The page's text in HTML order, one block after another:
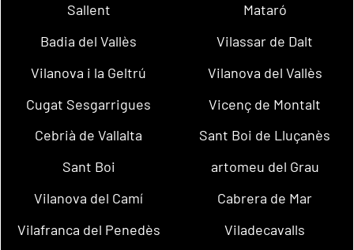
Sallent
Mataró
Badia del Vallès
Vilassar de Dalt
Vilanova i la Geltrú
Vilanova del Vallès
Cugat Sesgarrigues
Vicenç de Montalt
Cebrià de Vallalta
Sant Boi de Lluçanès
Sant Boi
artomeu del Grau
Vilanova del Camí
Cabrera de Mar
Vilafranca del Penedès
Viladecavalls